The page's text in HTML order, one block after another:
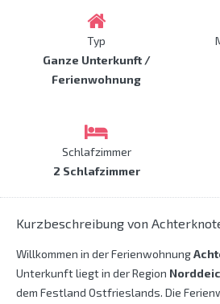
Typ
Ganze Unterkunft /
Ferienwohnung
Schlafzimmer
2 Schlafzimmer
Kurzbeschreibung von
Willkommen in der Ferienwohnung
Unterkunft liegt in der Region
dem Festland Ostfrieslands. Die